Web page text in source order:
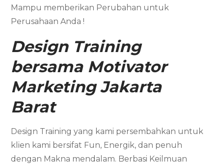
Mampu memberikan Perubahan untuk
Perusahaan Anda !
Design Training
bersama Motivator
MarketingJakarta
Barat
Design Training yang kami persembahkan untuk
klien kami bersifat Fun, Energik, dan penuh
dengan Makna mendalam. Berbasi Keilmuan